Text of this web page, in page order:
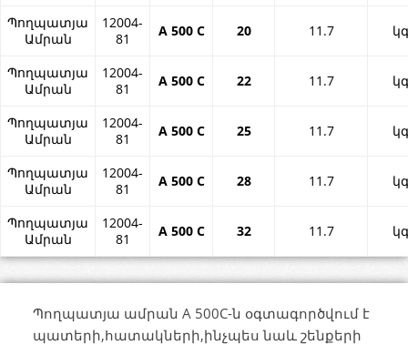
Պողպատյա
Ամրան
12004-
81
А 500 С 20 11.7 կգ
Պողպատյա
Ամրան
12004-
81
А 500 С 22 11.7 կգ
Պողպատյա
Ամրան
12004-
81
А 500 С 25 11.7 կգ
Պողպատյա
Ամրան
12004-
81
А 500 С 28 11.7 կգ
Պողպատյա
Ամրան
12004-
81
А 500 С 32 11.7 կգ
Պողպատյա ամրան A 500C-ն օգտագործվում է
պատերի,հատակների,ինչպես նաև շենքերի